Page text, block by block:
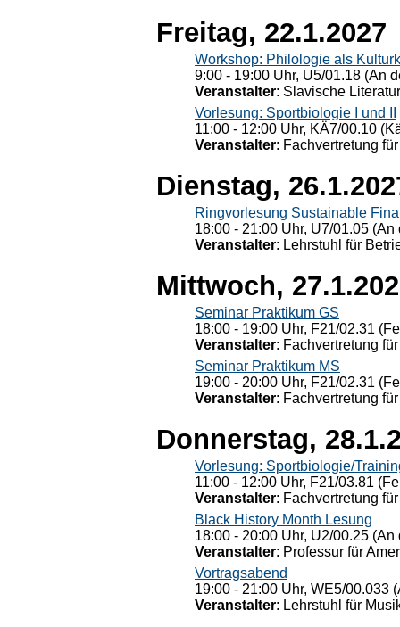
Freitag, 22.1.2027
Workshop: Philologie als
9:00 - 19:00 Uhr, U5/01.18 (An
Veranstalter: Slavische
Vorlesung: Sportbiologie I und II
11:00 - 12:00 Uhr, KÄ7/00.10
Veranstalter: Fachvertretung
Dienstag,
Ringvorlesung Sustainable
18:00 - 21:00 Uhr, U7/01.05
Veranstalter: Lehrstuhl für
Mittwoch,
Seminar Praktikum GS
18:00 - 19:00 Uhr, F21/02.31
Veranstalter: Fachvertretung
Seminar Praktikum MS
19:00 - 20:00 Uhr, F21/02.31
Veranstalter: Fachvertretung
Donnerstag,
Vorlesung: Sportbiologie/
11:00 - 12:00 Uhr, F21/03.81
Veranstalter: Fachvertretung
Black History Month Lesung
18:00 - 20:00 Uhr, U2/00.25
Veranstalter: Professur für
Vortragsabend
19:00 - 21:00 Uhr, WE5/00.033
Veranstalter: Lehrstuhl für